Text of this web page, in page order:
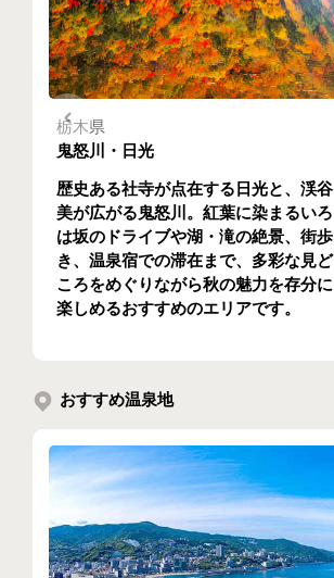
栃木県
鬼怒川・日光
歴史ある社寺が点在する日光と、渓谷
美が広がる鬼怒川。紅葉に染まるいろ
は坂のドライブや湖・滝の絶景、街歩
き、温泉宿での滞在まで、多彩な見ど
ころをめぐりながら秋の魅力を存分に
楽しめるおすすめのエリアです。
おすすめ温泉地